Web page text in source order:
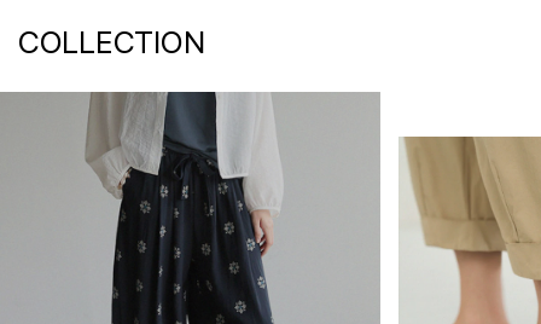
COLLECTION